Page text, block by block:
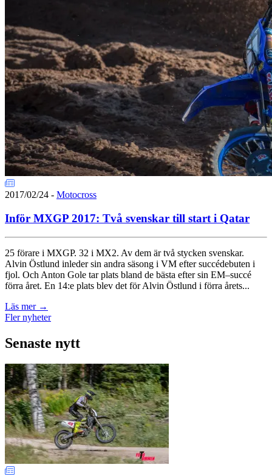
2017/02/24 - Motocross
Inför MXGP 2017: Två svenskar till start i Qatar
25 förare i MXGP. 32 i MX2. Av dem är två stycken svenskar.
Alvin Östlund inleder sin andra säsong i VM efter succédebuten i
fjol. Och Anton Gole tar plats bland de bästa efter sin EM–succé
förra året. En 14:e plats blev det för Alvin Östlund i förra årets...
Läs mer →
Fler nyheter
Senaste nytt